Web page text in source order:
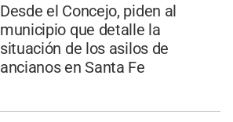
Desde el Concejo, piden al
municipio que detalle la
situación de los asilos de
ancianos en Santa Fe